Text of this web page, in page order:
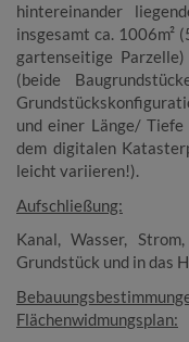
hintereinander
insgesamt ca. 1006m²
gartenseitige
(beide
und einer Länge/
dem digitalen
leicht variieren!).
Aufschließung:
Kanal, Wasser,
Grundstück und in das
Flächenwidmungsplan: